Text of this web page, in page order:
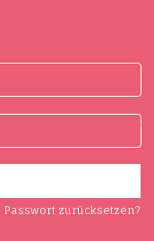
Passwort zurücksetzen?